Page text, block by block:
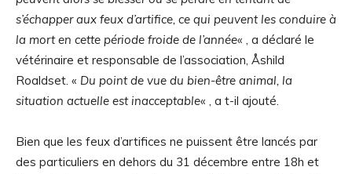
s’échapper aux feux d’artifice, ce qui peuvent les conduire à
la mort en cette période froide de l’année« , a déclaré le
vétérinaire et responsable de l’association, Åshild
Roaldset. « Du point de vue du bien-être animal, la
situation actuelle est inacceptable« , a t-il ajouté.
Bien que les feux d’artifices ne puissent être lancés par
des particuliers en dehors du 31 décembre entre 18h et